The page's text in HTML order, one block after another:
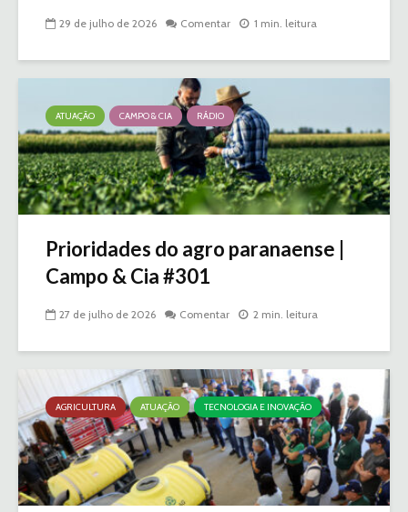
29 de julho de 2026 Comentar 1 min. leitura
ATUAÇÃO CAMPO & CIA RÁDIO
Prioridades do agro paranaense |
Campo & Cia #301
27 de julho de 2026 Comentar 2 min. leitura
AGRICULTURA ATUAÇÃO TECNOLOGIA E INOVAÇÃO